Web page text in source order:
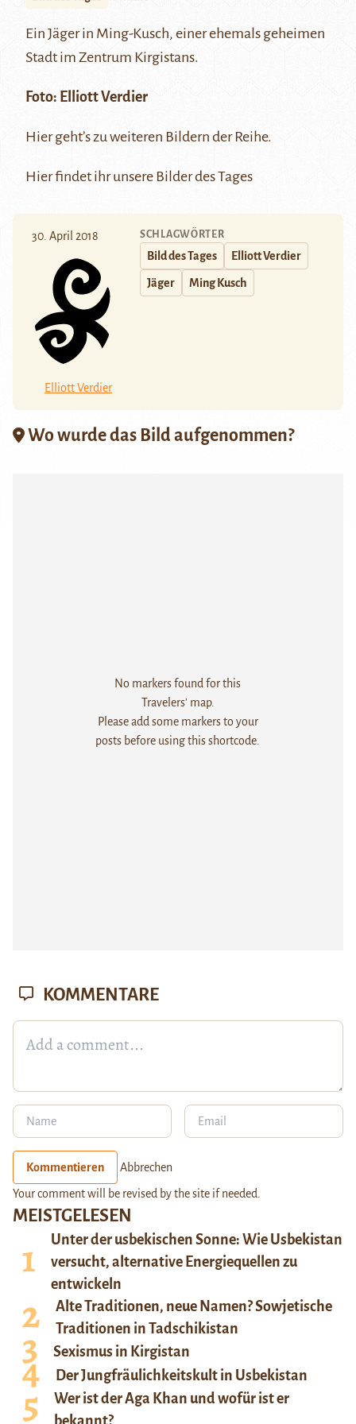
Ein Jäger in Ming-Kusch, einer ehemals geheimen
Stadt im Zentrum Kirgistans.
Foto: Elliott Verdier
Hiergeht’s zu weiteren Bildern der Reihe.
Hierfindet ihr unsere Bilder des Tages
30. April 2018
Elliott Verdier
SCHLAGWÖRTER
Bild des Tages Elliott Verdier
Jäger Ming Kusch
Wo wurde das Bild aufgenommen?
No markers found for this
Travelers' map.
Please add some markers to your
posts before using this shortcode.
MEISTGELESEN
Unter der usbekischen Sonne: Wie Usbekistan
versucht, alternative Energiequellen zu
entwickeln
Alte Traditionen, neue Namen? Sowjetische
Traditionen in Tadschikistan
Sexismus in Kirgistan
Der Jungfräulichkeitskult in Usbekistan
Wer ist der Aga Khan und wofür ist er
bekannt?
KOMMENTARE
Kommentieren Abbrechen
Your comment will be revised by the site if needed.